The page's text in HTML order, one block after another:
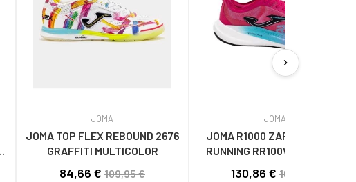
JOMA
JOMA TOP FLEX REBOUND 2676
GRAFFITI MULTICOLOR
84,66 € 109,95 €
JOMA
JOMA R1000 ZAPATILLAS DE
RUNNING RR100W2510 ROSA
130,86 €169,95 €
chevron_right